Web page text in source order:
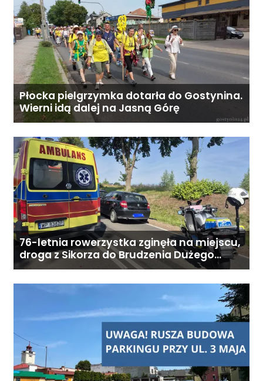
Koszt całodobowej opieki z
zamieszkaniem: od 6800 zł
miesięcznie. Ostateczna cena
zależy od zakresu opieki oraz
indywidualnych potrzeb
podopiecznego. Zadzwoń: 726
284 828 Poniedziałek–piątek,
9:00–18:00
Płocka pielgrzymka dotarła do Gostynina.
Wierni idą dalej na Jasną Górę
76-letnia rowerzystka zginęła na miejscu,
droga z Sikorza do Brudzenia Dużego
zablokowana